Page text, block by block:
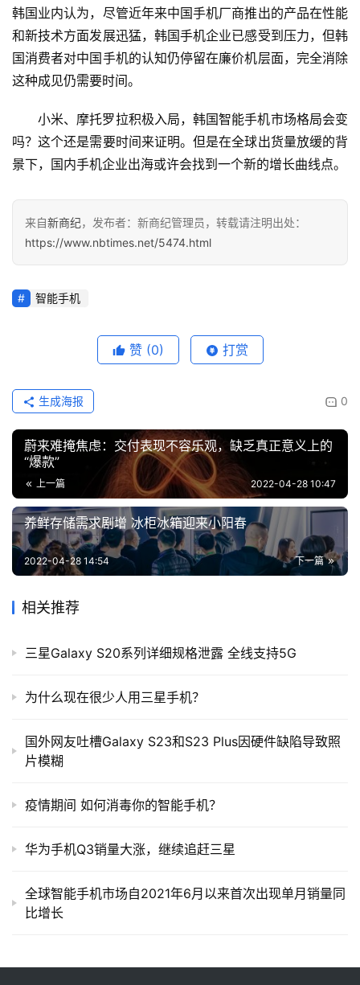
韩国业内认为，尽管近年来中国手机厂商推出的产品在性能
和新技术方面发展迅猛，韩国手机企业已感受到压力，但韩
国消费者对中国手机的认知仍停留在廉价机层面，完全消除
这种成见仍需要时间。
小米、摩托罗拉积极入局，韩国智能手机市场格局会变
吗？这个还是需要时间来证明。但是在全球出货量放缓的背
景下，国内手机企业出海或许会找到一个新的增长曲线点。
来自新商纪，发布者：新商纪管理员，转载请注明出处：
https://www.nbtimes.net/5474.html
智能手机
赞 (0) 打赏
0
生成海报
蔚来难掩焦虑：交付表现不容乐观，缺乏真正意义上的
“爆款”
上一篇 2022-04-28 10:47
养鲜存储需求剧增 冰柜冰箱迎来小阳春
下一篇
2022-04-28 14:54
相关推荐
三星Galaxy S20系列详细规格泄露 全线支持5G
为什么现在很少人用三星手机？
国外网友吐槽Galaxy S23和S23 Plus因硬件缺陷导致照
片模糊
疫情期间 如何消毒你的智能手机？
华为手机Q3销量大涨，继续追赶三星
全球智能手机市场自2021年6月以来首次出现单月销量同
比增长